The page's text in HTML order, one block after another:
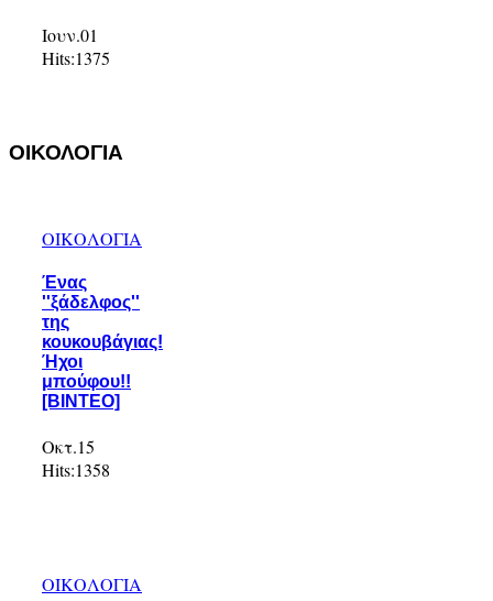
Ιουν.01
Hits:1375
ΟΙΚΟΛΟΓΙΑ
ΟΙΚΟΛΟΓΙΑ
Ένας
''ξάδελφος''
της
κουκουβάγιας!
Ήχοι
μπούφου!!
[ΒΙΝΤΕΟ]
Οκτ.15
Hits:1358
ΟΙΚΟΛΟΓΙΑ